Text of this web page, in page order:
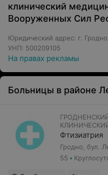
клинический
Вооруженных Сил
Юридический адрес: г.
УНП: 500209105
На правах рекламы
Фтизиатрия
Гродно, бул.
55